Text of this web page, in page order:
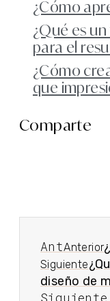
¿Cómo
¿Qué es
para el
¿Cómo
que
Comparte
AntAnterior
Siguiente
diseño de